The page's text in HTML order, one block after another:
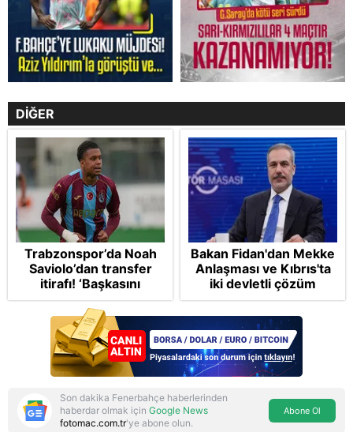
DİĞER
Trabzonspor’da Noah
Saviolo’dan transfer
itirafı! ‘Başkasını
izlemeye geldi’
Bakan Fidan'dan Mekke
Anlaşması ve Kıbrıs'ta
iki devletli çözüm
mesajı: Bize
saldırmayan hiçbir ülke
hedefimizde değil
Son dakika Fenerbahçe haberlerinden
haberdar olmak için Google News
fotomac.com.tr'ye abone olun.
Abone Ol